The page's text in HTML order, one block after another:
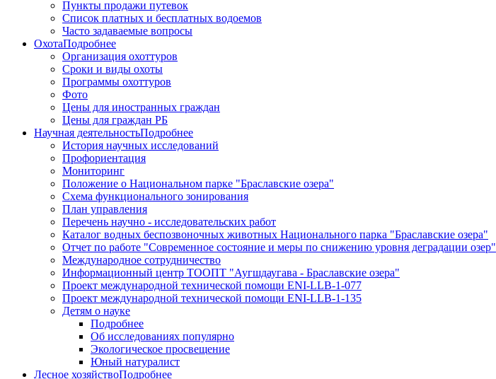
Пункты продажи путевок
Список платных и бесплатных водоемов
Часто задаваемые вопросы
ОхотаПодробнее
Организация охоттуров
Сроки и виды охоты
Программы охоттуров
Фото
Цены для иностранных граждан
Цены для граждан РБ
Научная деятельностьПодробнее
История научных исследований
Профориентация
Мониторинг
Положение о Национальном парке "Браславские озера"
Схема функционального зонирования
План управления
Перечень научно - исследовательских работ
Каталог водных беспозвоночных животных Национального парка "Браславские озера"
Отчет по работе "Современное состояние и меры по снижению уровня деградации озер"
Международное сотрудничество
Информационный центр ТООПТ "Аугшдаугава - Браславские озера"
Проект международной технической помощи ENI-LLB-1-077
Проект международной технической помощи ENI-LLB-1-135
Детям о науке
Подробнее
Об исследованиях популярно
Экологическое просвещение
Юный натуралист
Лесное хозяйствоПодробнее